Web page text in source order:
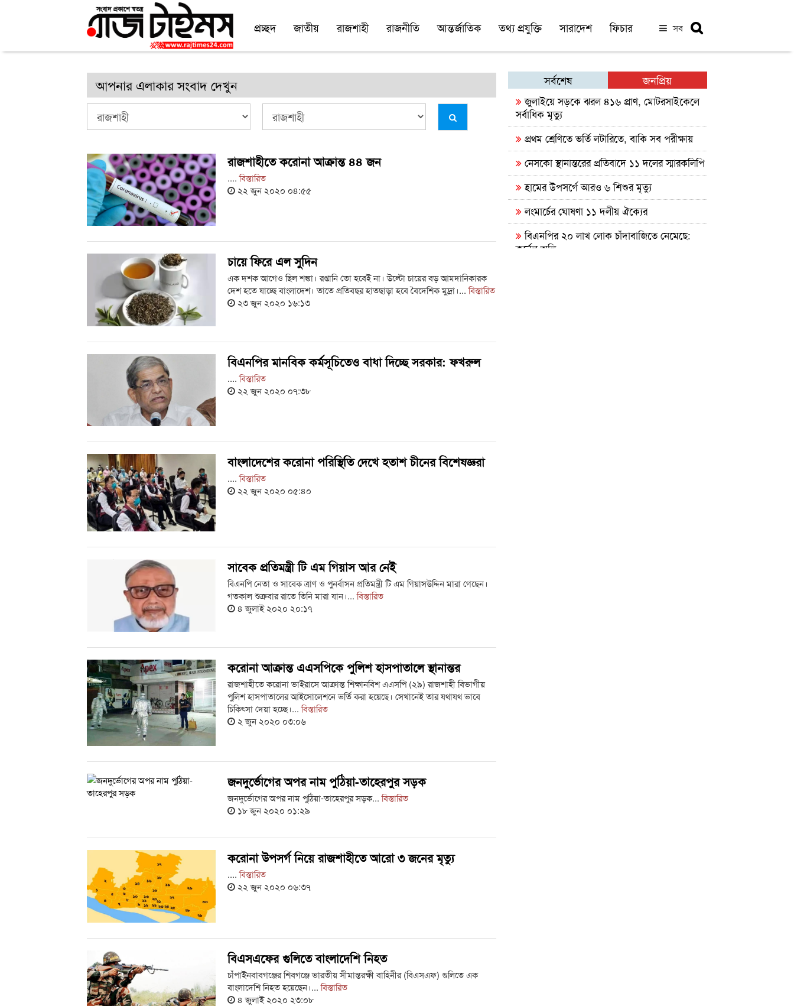
প্রচ্ছদ জাতীয় রাজশাহী রাজনীতি আন্তর্জাতিক তথ্য প্রযুক্তি সারাদেশ ফিচার সব
আপনার এলাকার সংবাদ দেখুন
রাজশাহীতে করোনা আক্রান্ত ৪৪ জন
....বিস্তারিত
২২ জুন ২০২০ ০৪:৫৫
চায়ে ফিরে এল সুদিন
এক দশক আগেও ছিল শঙ্কা। রপ্তানি তো হবেই না। উল্টো চায়ের বড় আমদানিকারক
দেশ হতে যাচ্ছে বাংলাদেশ। তাতে প্রতিবছর হাতছাড়া হবে বৈদেশিক মুদ্রা।...বিস্তারিত
২৩ জুন ২০২০ ১৬:১৩
বিএনপির মানবিক কর্মসূচিতেও বাধা দিচ্ছে সরকার: ফখরুল
....বিস্তারিত
২২ জুন ২০২০ ০৭:৩৮
বাংলাদেশের করোনা পরিস্থিতি দেখে হতাশ চীনের বিশেষজ্ঞরা
....বিস্তারিত
২২ জুন ২০২০ ০৫:৪০
সাবেক প্রতিমন্ত্রী টি এম গিয়াস আর নেই
বিএনপি নেতা ও সাবেক ত্রাণ ও পুনর্বাসন প্রতিমন্ত্রী টি এম গিয়াসউদ্দিন মারা গেছেন।
গতকাল শুক্রবার রাতে তিনি মারা যান।...বিস্তারিত
৪ জুলাই ২০২০ ২০:১৭
করোনা আক্রান্ত এএসপিকে পুলিশ হাসপাতালে স্থানান্তর
রাজশাহীতে করোনা ভাইরাসে আক্রান্ত শিক্ষানবিশ এএসপি (২৯) রাজশাহী বিভাগীয়
পুলিশ হাসপাতালের আইসোলেশনে ভর্তি করা হয়েছে। সেখানেই তার যথাযথ ভাবে
চিকিৎসা দেয়া হচ্ছে।...বিস্তারিত
২ জুন ২০২০ ০৩:০৬
জনদুর্ভোগের অপর নাম পুঠিয়া-তাহেরপুর সড়ক
জনদুর্ভোগের অপর নাম পুঠিয়া-তাহেরপুর সড়ক...বিস্তারিত
১৮ জুন ২০২০ ০১:২৯
করোনা উপসর্গ নিয়ে রাজশাহীতে আরো ৩ জনের মৃত্যু
....বিস্তারিত
২২ জুন ২০২০ ০৬:৩৭
বিএসএফের গুলিতে বাংলাদেশি নিহত
চাঁপাইনবাবগঞ্জের শিবগঞ্জে ভারতীয় সীমান্তরক্ষী বাহিনীর (বিএসএফ) গুলিতে এক
বাংলাদেশি নিহত হয়েছেন।...বিস্তারিত
৪ জুলাই ২০২০ ২৩:০৮
সর্বশেষ জনপ্রিয়
জুলাইয়ে সড়কে ঝরল ৪১৬ প্রাণ, মোটরসাইকেলে
সর্বাধিক মৃত্যু
প্রথম শ্রেণিতে ভর্তি লটারিতে, বাকি সব পরীক্ষায়
নেসকো স্থানান্তরের প্রতিবাদে ১১ দলের স্মারকলিপি
হামের উপসর্গে আরও ৬ শিশুর মৃত্যু
লংমার্চের ঘোষণা ১১ দলীয় ঐক্যের
বিএনপির ২০ লাখ লোক চাঁদাবাজিতে নেমেছে:
কর্নেল অলি